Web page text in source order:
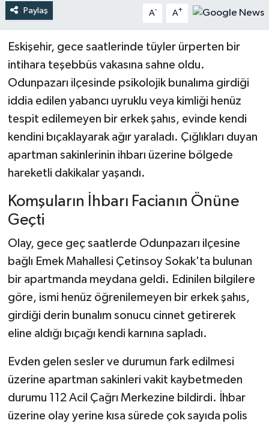
Paylaş A- A+
Eskişehir, gece saatlerinde tüyler ürperten bir
intihara teşebbüs vakasına sahne oldu.
Odunpazarı ilçesinde psikolojik bunalıma girdiği
iddia edilen yabancı uyruklu veya kimliği henüz
tespit edilemeyen bir erkek şahıs, evinde kendi
kendini bıçaklayarak ağır yaraladı. Çığlıkları duyan
apartman sakinlerinin ihbarı üzerine bölgede
hareketli dakikalar yaşandı.
Komşuların İhbarı Facianın Önüne
Geçti
Olay, gece geç saatlerde Odunpazarı ilçesine
bağlı Emek Mahallesi Çetinsoy Sokak'ta bulunan
bir apartmanda meydana geldi. Edinilen bilgilere
göre, ismi henüz öğrenilemeyen bir erkek şahıs,
girdiği derin bunalım sonucu cinnet getirerek
eline aldığı bıçağı kendi karnına sapladı.
Evden gelen sesler ve durumun fark edilmesi
üzerine apartman sakinleri vakit kaybetmeden
durumu 112 Acil Çağrı Merkezine bildirdi. İhbar
üzerine olay yerine kısa sürede çok sayıda polis